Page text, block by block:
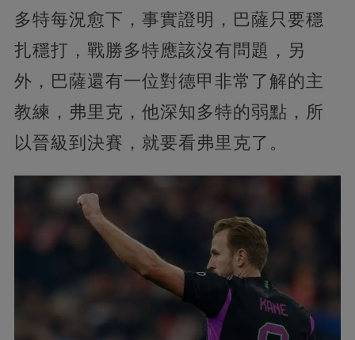
多特每況愈下，事實證明，巴薩只要穩
扎穩打，戰勝多特應該沒有問題，另
外，巴薩還有一位對德甲非常了解的主
教練，弗里克，他深知多特的弱點，所
以晉級到決賽，就要看弗里克了。